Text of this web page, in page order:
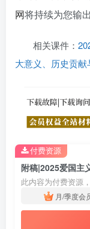
网将持续为您输
相关课件：
大意义、历史贡献
此内容为付费资源
月/季度会
付费资源